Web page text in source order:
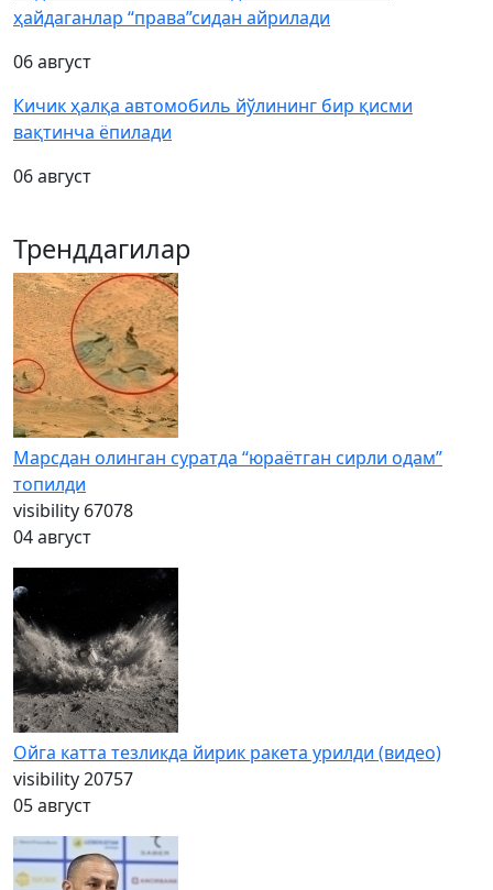
ҳайдаганлар “права”сидан айрилади
06 август
Кичик ҳалқа автомобиль йўлининг бир қисми
вақтинча ёпилади
06 август
Тренддагилар
Марсдан олинган суратда “юраётган сирли одам”
топилди
visibility 67078
04 август
Ойга катта тезликда йирик ракета урилди (видео)
visibility20757
05 август